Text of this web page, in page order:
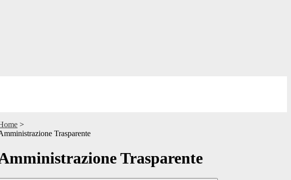
>
Trasparente
Trasparente